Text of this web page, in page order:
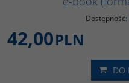
Dostępność:
42,00PLN
DO